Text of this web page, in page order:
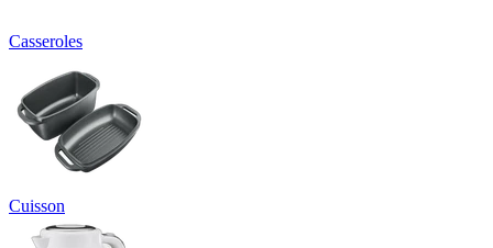
Casseroles
Cuisson